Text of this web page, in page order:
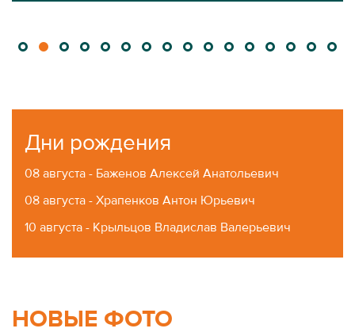
Дни рождения
08 августа - Баженов Алексей Анатольевич
08 августа - Храпенков Антон Юрьевич
10 августа - Крыльцов Владислав Валерьевич
НОВЫЕ ФОТО